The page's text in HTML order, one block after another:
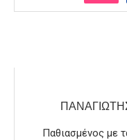
Παθιασμένος με